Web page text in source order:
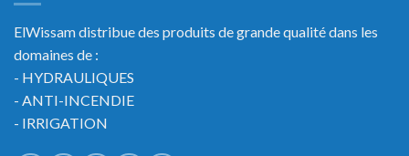
ElWissam distribue des produits de grande qualité dans les
domaines de :
- HYDRAULIQUES
- ANTI-INCENDIE
- IRRIGATION